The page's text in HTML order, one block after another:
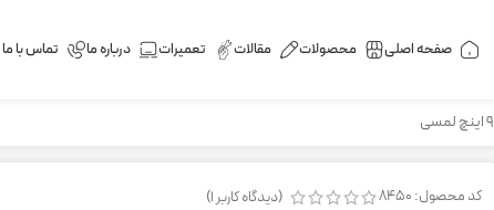
صفحه اصلی محصولات مقالات تعمیرات درباره ما تماس با ما
کد محصول: 8450 (دیدگاه کاربر1
)